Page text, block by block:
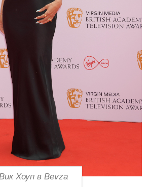
Хоуп в Bevza